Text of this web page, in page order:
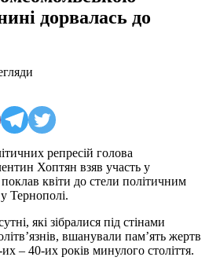
дорвалась до
репресій голова
Хоптян взяв участь у
квіти до стели політичним
Тернополі.
які зібралися під стінами
вшанували пам’ять жертв
– 40-их років минулого століття.